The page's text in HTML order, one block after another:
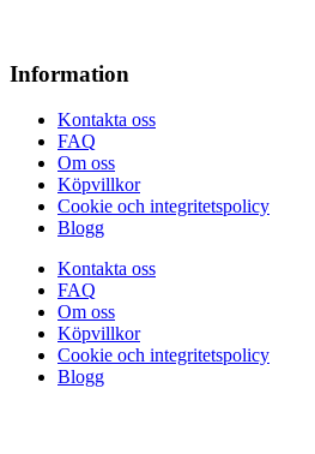
Information
Kontakta oss
FAQ
Om oss
Köpvillkor
Cookie och integritetspolicy
Blogg
Kontakta oss
FAQ
Om oss
Köpvillkor
Cookie och integritetspolicy
Blogg